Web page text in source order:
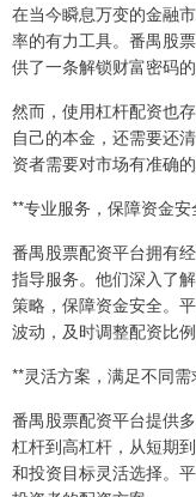
在当今瞬息万变的金融
率的有力工具。番禺股
供了一条解锁财富密码的
然而，使用杠杆配资也
自己的本金，还需要还
资者需要对市场有准确
**专业服务，保障资金安
番禺股票配资平台拥有
指导服务。他们深入了
策略，保障资金安全。
波动，及时调整配资比
**灵活方案，满足不同需
番禺股票配资平台提供
杠杆到高杠杆，从短期
和投资目标灵活选择。